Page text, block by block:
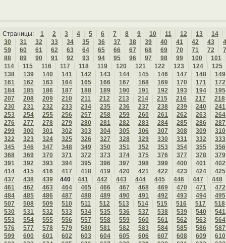
Страницы: 1 2 3 4 5 6 7 8 9 10 11 12 13
14
30
31 32 33 34 35 36 37 38 39 40 41 42 43
59
60 61 62 63 64 65 66 67 68 69 70 71 72
88
89 90 91 92 93 94 95 96 97 98 99 100
101
114
115 116 117 118 119 120 121 122 123 124
125
138
139 140 141 142 143 144 145 146 147 148
149
161
162 163 164 165 166 167 168 169 170 171
172
184
185 186 187 188 189 190 191 192 193 194
195
207
208 209 210 211 212 213 214 215 216 217
218
230
231 232 233 234 235 236 237 238 239 240
241
253
254 255 256 257 258 259 260 261 262 263
264
276
277 278 279 280 281 282 283 284 285 286
287
299
300 301 302 303 304 305 306 307 308 309
310
322
323 324 325 326 327 328 329 330 331 332
333
345
346 347 348 349 350 351 352 353 354 355
356
368
369 370 371 372 373 374 375 376 377 378
379
391
392 393 394 395 396 397 398 399 400 401
402
414
415 416 417 418 419 420 421 422 423 424
425
437
438 439 440 441 442 443 444 445 446 447
448
461
462 463 464 465 466 467 468 469 470 471
472
484
485 486 487 488 489 490 491 492 493 494
495
507
508 509 510 511 512 513 514 515 516 517
518
530
531 532 533 534 535 536 537 538 539 540
541
553
554 555 556 557 558 559 560 561 562 563
564
576
577 578 579 580 581 582 583 584 585 586
587
599
600 601 602 603 604 605 606 607 608 609
610